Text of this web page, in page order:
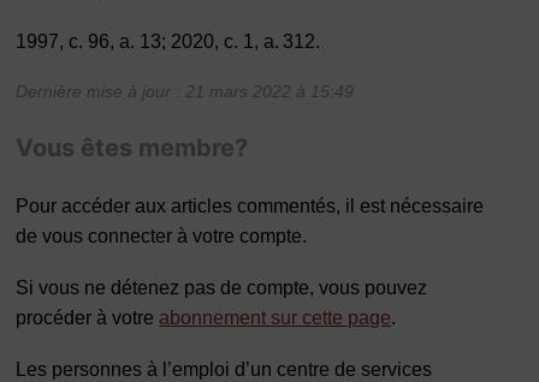
1997, c. 96, a. 13; 2020, c. 1, a. 312.
Dernière mise à jour : 21 mars 2022 à 15:49
Vous êtes membre?
Pour accéder aux articles commentés, il est nécessaire
de vous connecter à votre compte.
Si vous ne détenez pas de compte, vous pouvez
procéder à votre abonnement sur cette page.
Les personnes à l’emploi d’un centre de services